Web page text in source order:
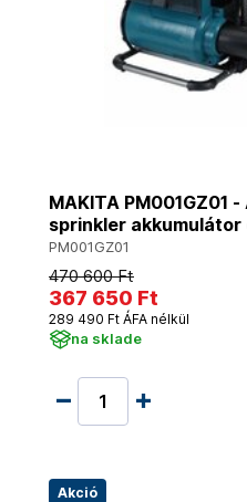
MAKITA PM001GZ01
sprinkler
PM001GZ01
470 600 Ft
367 650 Ft
289 490 Ft ÁFA nélkül
na sklade
Akció